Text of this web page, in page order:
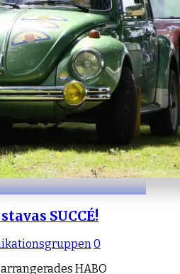
SUCCÉ!
0
HABO